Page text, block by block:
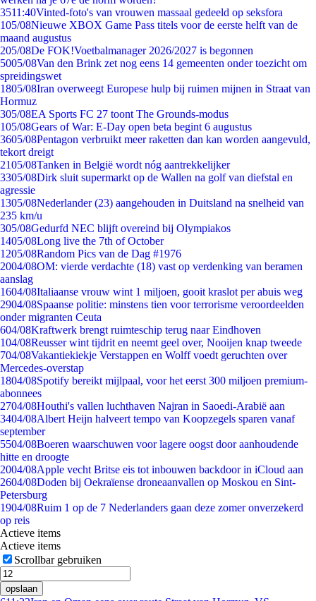
3511:40Vinted-foto's van vrouwen massaal gedeeld op seksfora
105/08Nieuwe XBOX Game Pass titels voor de eerste helft van de
maand augustus
205/08De FOK!Voetbalmanager 2026/2027 is begonnen
5005/08Van den Brink zet nog eens 14 gemeenten onder toezicht om
spreidingswet
1805/08Iran overweegt Europese hulp bij ruimen mijnen in Straat van
Hormuz
305/08EA Sports FC 27 toont The Grounds-modus
105/08Gears of War: E-Day open beta begint 6 augustus
3605/08Pentagon verbruikt meer raketten dan kan worden aangevuld,
tekort dreigt
2105/08Tanken in België wordt nóg aantrekkelijker
3305/08Dirk sluit supermarkt op de Wallen na golf van diefstal en
agressie
1305/08Nederlander (23) aangehouden in Duitsland na snelheid van
235 km/u
305/08Gedurfd NEC blijft overeind bij Olympiakos
1405/08Long live the 7th of October
1205/08Random Pics van de Dag #1976
2004/08OM: vierde verdachte (18) vast op verdenking van beramen
aanslag
1604/08Italiaanse vrouw wint 1 miljoen, gooit kraslot per abuis weg
2904/08Spaanse politie: minstens tien voor terrorisme veroordeelden
onder migranten Ceuta
604/08Kraftwerk brengt ruimteschip terug naar Eindhoven
104/08Reusser wint tijdrit en neemt geel over, Nooijen knap tweede
704/08Vakantiekiekje Verstappen en Wolff voedt geruchten over
Mercedes-overstap
1804/08Spotify bereikt mijlpaal, voor het eerst 300 miljoen premium-
abonnees
2704/08Houthi's vallen luchthaven Najran in Saoedi-Arabië aan
3404/08Albert Heijn halveert tempo van Koopzegels sparen vanaf
september
5504/08Boeren waarschuwen voor lagere oogst door aanhoudende
hitte en droogte
2004/08Apple vecht Britse eis tot inbouwen backdoor in iCloud aan
2604/08Doden bij Oekraïense droneaanvallen op Moskou en Sint-
Petersburg
1904/08Ruim 1 op de 7 Nederlanders gaan deze zomer onverzekerd
op reis
Actieve items
Actieve items
Scrollbar gebruiken
opslaan